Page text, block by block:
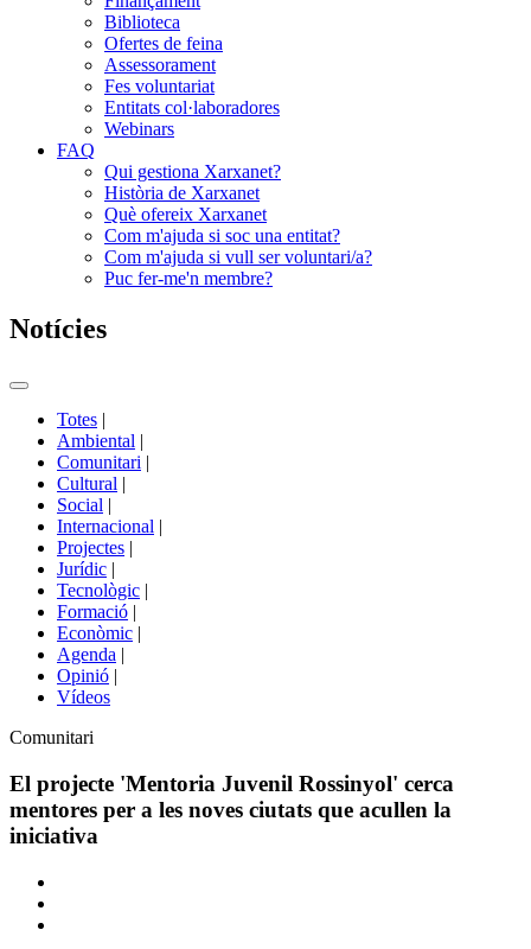
Biblioteca
Ofertes de feina
Assessorament
Fes voluntariat
Entitats col·laboradores
Webinars
FAQ
Qui gestiona Xarxanet?
Història de Xarxanet
Què ofereix Xarxanet
Com m'ajuda si soc una entitat?
Com m'ajuda si vull ser voluntari/a?
Puc fer-me'n membre?
Notícies
Commutador
portals
Totes |
Ambiental |
Comunitari |
Cultural |
Social |
Internacional |
Projectes |
Jurídic |
Tecnològic |
Formació |
Econòmic |
Agenda |
Opinió |
Vídeos
Àmbit
la
notícia
Comunitari
El projecte 'Mentoria Juvenil Rossinyol' cerca
mentores per a les noves ciutats que acullen la
iniciativa
Comparteix